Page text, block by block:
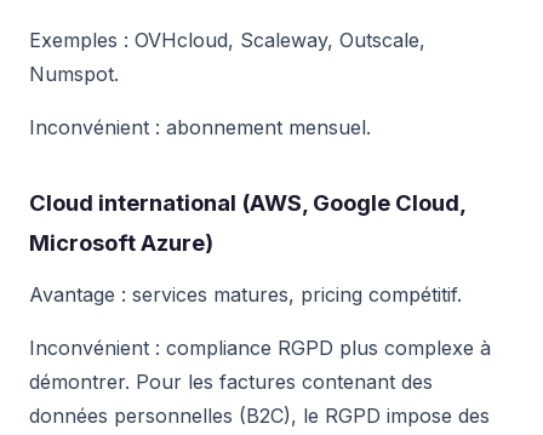
Exemples : OVHcloud, Scaleway, Outscale,
Numspot.
Inconvénient : abonnement mensuel.
Cloud international (AWS, Google Cloud,
Microsoft Azure)
Avantage : services matures, pricing compétitif.
Inconvénient : compliance RGPD plus complexe à
démontrer. Pour les factures contenant des
données personnelles (B2C), le RGPD impose des